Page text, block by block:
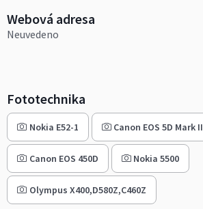
Webová adresa
Neuvedeno
Fototechnika
Nokia E52-1 Canon EOS 5D Mark II
Canon EOS 450D Nokia 5500
Olympus X400,D580Z,C460Z